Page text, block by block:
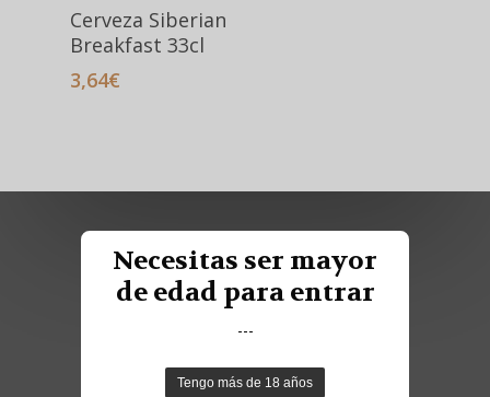
Cerveza Siberian
Breakfast 33cl
3,64€
Encuentranos:
S.L.
SOCIAL
Necesitas ser mayor
de edad para entrar
---